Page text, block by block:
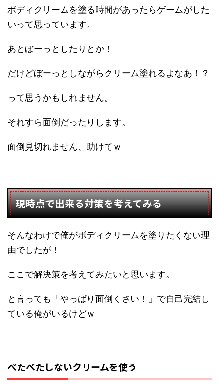
ボディクリームを塗る時間があったらゲームがした
いって思っています。
あとぼーっとしたりとか！
だけどぼーっとしながらクリーム塗れるよなあ！？
って思うかもしれません。
それすら面倒だったりします。
面倒見切れません、助けてｗ
現時点で出来る対策を考えてみる
そんなわけで俺がボディクリームを塗りたくない理
由でしたが！
ここで解決策を考えてみたいと思います。
と言っても「やっぱり面倒くさい！」で自己完結し
ている俺がいるけどｗ
べたべたしないクリームを使う